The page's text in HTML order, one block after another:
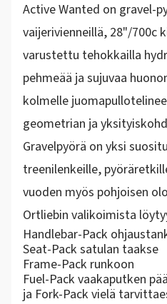
Active Wanted on gravel-
vaijerivienneillä, 28"/700c
varustettu tehokkailla
pehmeää ja sujuvaa
kolmelle
geometrian ja
Gravelpyörä on yksi
treenilenkeille,
vuoden myös pohjoisen
Ortliebin valikoimista
Handlebar-Pack
Seat-Pack satulan taakse
Frame-Pack runkoon
Fuel-Pack vaakaputken
ja Fork-Pack vielä